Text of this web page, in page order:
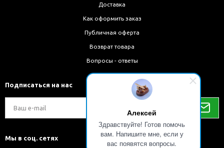
Алексей
Здравствуйте! Готов помочь
вам. Напишите мне, если у
вас появятся вопросы.
Доставка
Как оформить заказ
Публичная оферта
Возврат товара
Вопросы - ответы
Подписаться на нас
Мы в соц. сетях